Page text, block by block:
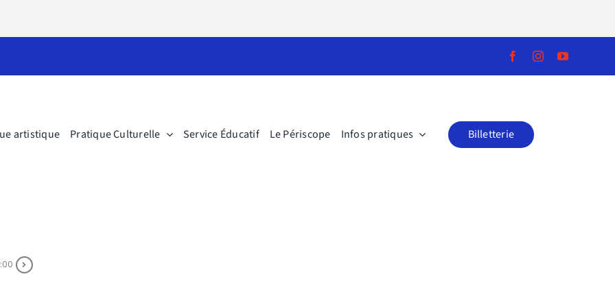
artistique Pratique Culturelle Service Éducatif Le Périscope Infos pratiques Billetterie